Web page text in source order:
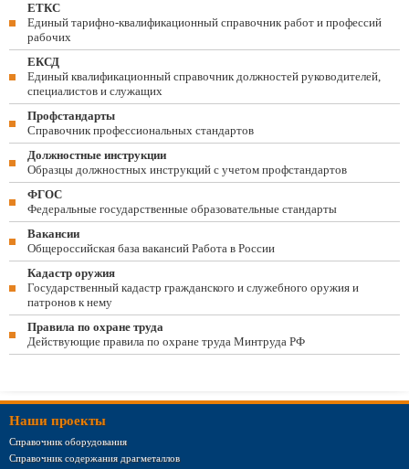
ЕТКС
Единый тарифно-квалификационный справочник работ и профессий
рабочих
ЕКСД
Единый квалификационный справочник должностей руководителей,
специалистов и служащих
Профстандарты
Справочник профессиональных стандартов
Должностные инструкции
Образцы должностных инструкций с учетом профстандартов
ФГОС
Федеральные государственные образовательные стандарты
Вакансии
Общероссийская база вакансий Работа в России
Кадастр оружия
Государственный кадастр гражданского и служебного оружия и
патронов к нему
Правила по охране труда
Действующие правила по охране труда Минтруда РФ
Наши проекты
Справочник оборудования
Справочник содержания драгметаллов